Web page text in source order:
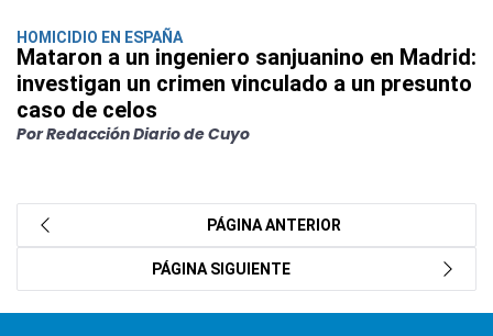
HOMICIDIO EN ESPAÑA
Mataron a un ingeniero sanjuanino en Madrid:
investigan un crimen vinculado a un presunto
caso de celos
Por Redacción Diario de Cuyo
PÁGINA ANTERIOR
PÁGINA SIGUIENTE